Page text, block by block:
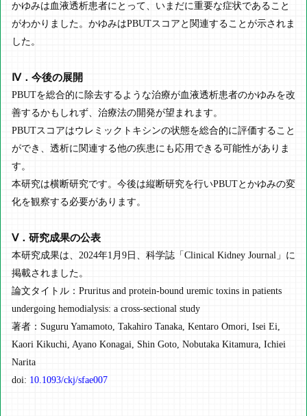
かゆみは血液透析患者にとって、いまだに重要な症状であること
がわかりました。かゆみはPBUTスコアと関連することが示されま
した。
Ⅳ．今後の展開
PBUTを総合的に除去するような治療が血液透析患者のかゆみを改
善するかもしれず、治療法の開発が望まれます。
PBUTスコアはウレミックトキシンの状態を総合的に評価すること
ができ、透析に関連する他の疾患にも応用できる可能性がありま
す。
本研究は横断研究です。今後は縦断研究を行いPBUTとかゆみの変
化を観察する必要があります。
Ⅴ．研究成果の公表
本研究成果は、2024年1月9日、科学誌「Clinical Kidney Journal」に
掲載されました。
論文タイトル：Pruritus and protein-bound uremic toxins in patients
undergoing hemodialysis: a cross-sectional study
著者：Suguru Yamamoto, Takahiro Tanaka, Kentaro Omori, Isei Ei,
Kaori Kikuchi, Ayano Konagai, Shin Goto, Nobutaka Kitamura, Ichiei
Narita
doi: 10.1093/ckj/sfae007